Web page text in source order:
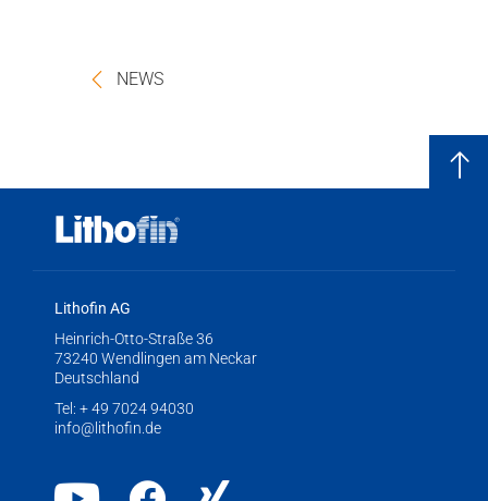
NEWS
Lithofin AG
Heinrich-Otto-Straße 36
73240 Wendlingen am Neckar
Deutschland
Tel: + 49 7024 94030
info@lithofin.de